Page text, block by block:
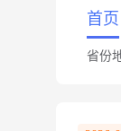
首页
省份